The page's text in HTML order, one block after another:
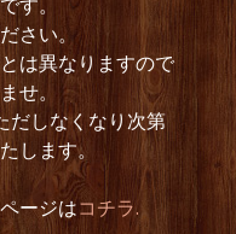
す。
さい。
は異なりますので
せ。
だしなくなり次第
します。
ージはコチラ.